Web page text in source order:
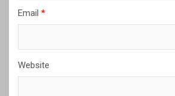
Email *
Website